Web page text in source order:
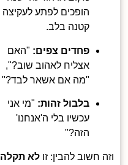
הופכים לפתע לעקיצה
קטנה בלב.
פחדים צפים: "האם
אצליח לאהוב שוב?",
"מה אם אשאר לבד?"
בלבול זהות: "מי אני
עכשיו בלי ה'אנחנו'
הזה?"
וזה חשוב להבין: זולא תקלה